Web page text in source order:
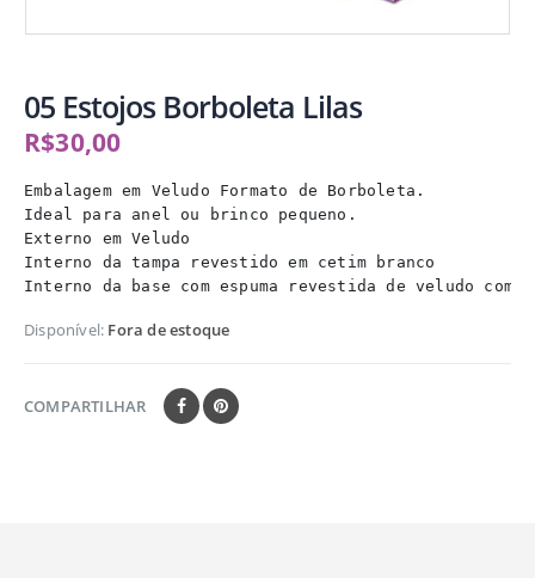
05 Estojos Borboleta Lilas
R$30,00
Embalagem em Veludo Formato de Borboleta.
Ideal para anel ou brinco pequeno.
Externo em Veludo
Interno da tampa revestido em cetim branco
Interno da base com espuma revestida de veludo com
Disponível: Fora de estoque
COMPARTILHAR